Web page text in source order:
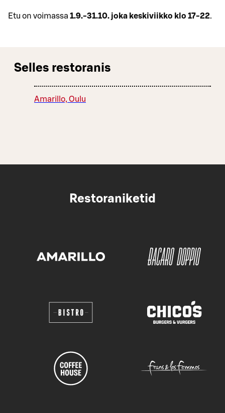
Etu on voimassa 1.9.-31.10. joka keskiviikko klo 17-22.
Selles restoranis
Amarillo, Oulu
Restoraniketid